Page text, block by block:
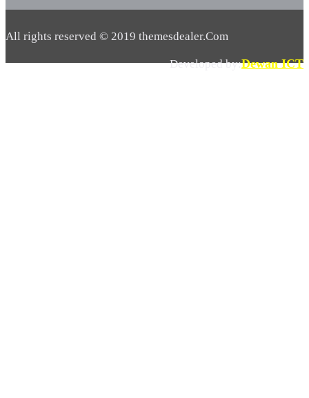
All rights reserved © 2019 themesdealer.Com
Developed by:Dewan ICT